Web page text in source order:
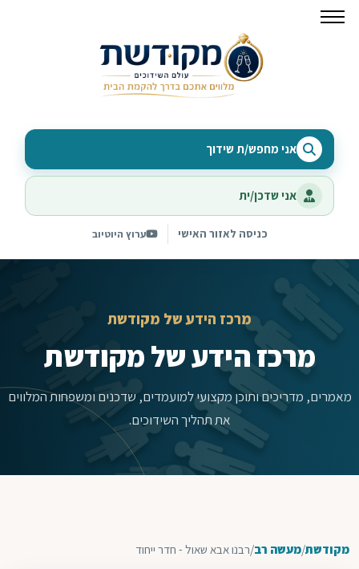
אני מחפש/ת שידוך
אני שדכן/ית
כניסה לאזור האישי ערוץ היוטיוב
מרכז הידע של מקודשת
מרכז הידע של מקודשת
מאמרים, מדריכים ותוכן מקצועי למועמדים, שדכנים ומשפחות המלווים
את תהליך השידוכים.
מקודשת/מעשה רב/רבנו אבא שאול - חדר ייחוד